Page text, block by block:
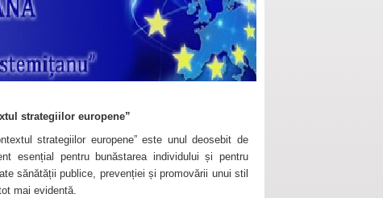
strategiilor europene”
strategiilor europene” este unul deosebit de
esențial pentru bunăstarea individului și pentru
sănătății publice, prevenției și promovării unui stil
mai evidentă.